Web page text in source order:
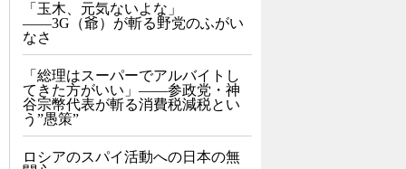
「玉木、元気ないよな」
――3G（爺）が斬る野党のふがい
なさ
「総理はスーパーでアルバイトし
てきた方がいい」――参政党・神
谷宗幣代表が斬る消費税減税とい
う”愚策”
ロシアのスパイ活動への日本の無